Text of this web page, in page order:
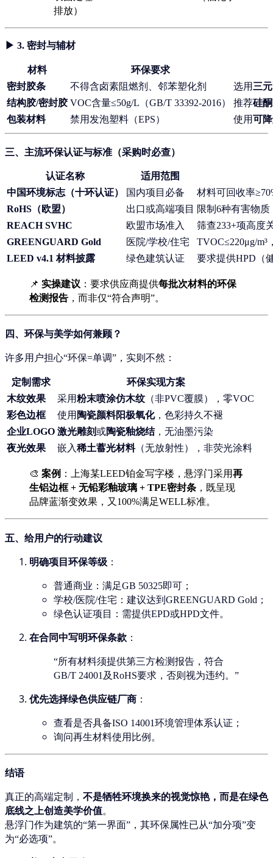
排放）
▶ 3. 密封与辅材
材料
环保要求
密封胶条
不得含卤素阻燃剂、邻苯塑化剂 选用 三
结构胶/密封胶 VOC含量≤50g/L（GB/T 33392-2016） 推荐硅
包装材料
禁用发泡塑料（EPS） 使用可
三、主流环保认证与标准（采购时必查）
认证名称
适用范围
中国环境标志（十环认证）
国内项目必备
材料可回收率
RoHS（欧盟）
出口或高端项目 限制6种有害物
REACH SVHC
欧盟市场准入
筛查233+项高度
GREENGUARD Gold
医院/学校/住宅
TVOC≤220μg/
LEED v4.1 材料披露
绿色建筑认证 要求提供HPD（
📌 实操建议 ：要求供应商提供每批次材料的环保
检测报告 ，而非仅“符合声明”。
四、环保与美学如何兼顾？
许多用户担心“环保=单调”，实则不然：
定制需求
环保实现方案
木纹效果
采用粉末喷涂仿木纹（非PVC覆膜），零VOC
彩色边框
使用 陶瓷颜料阳极氧化，色彩持久不褪
企业LOGO 激光雕刻或陶瓷釉烧结，无油墨污染
夜光效果
嵌入稀土蓄光材料（无放射性），非荧光涂料
🎨 案例 ：上海某LEED铂金写字楼，悬浮门采用再
生铝边框 + 无铅彩釉玻璃 + TPE密封条 ，既呈现
品牌蓝渐变效果，又100%满足WELL标准。
五、给用户的行动建议
明确项目环保等级 ：
普通商业：满足GB 50325即可；
学校/医院/住宅：建议达到GREENGUARD Gold；
绿色认证项目：需提供EPD或HPD文件。
在合同中写明环保条款 ：
“所有材料须提供第三方检测报告，符合
GB/T 24001及RoHS要求，否则视为违约。”
优先选择绿色供应链厂商 ：
查看是否具备ISO 14001环境管理体系认证；
询问再生材料使用比例。
结语
真正的高端定制， 不是牺牲环境换来的视觉惊艳，而是在绿色
底线之上创造美学价值。
悬浮门作为建筑的“第一界面”，其环保属性已从“加分项”变
为“必选项”。